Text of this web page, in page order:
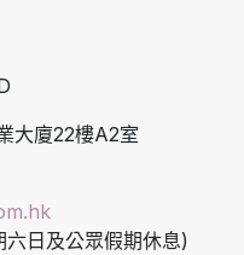
大廈22樓A2室
日及公眾假期休息)